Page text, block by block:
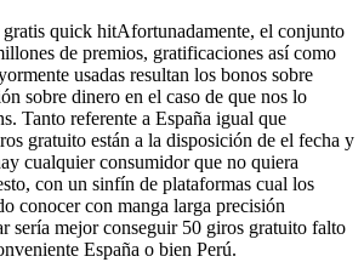
Afortunadamente, el conjunto
de premios, gratificaciones así­ como
usadas resultan los bonos sobre
sobre dinero en el caso de que nos lo
Tanto referente a España igual que
gratuito están a la disposición de el fecha y
cualquier consumidor que no quiera
con un sinfín de plataformas cual los
conocer con manga larga precisión
serí­a mejor conseguir 50 giros gratuito falto
España o bien Perú.